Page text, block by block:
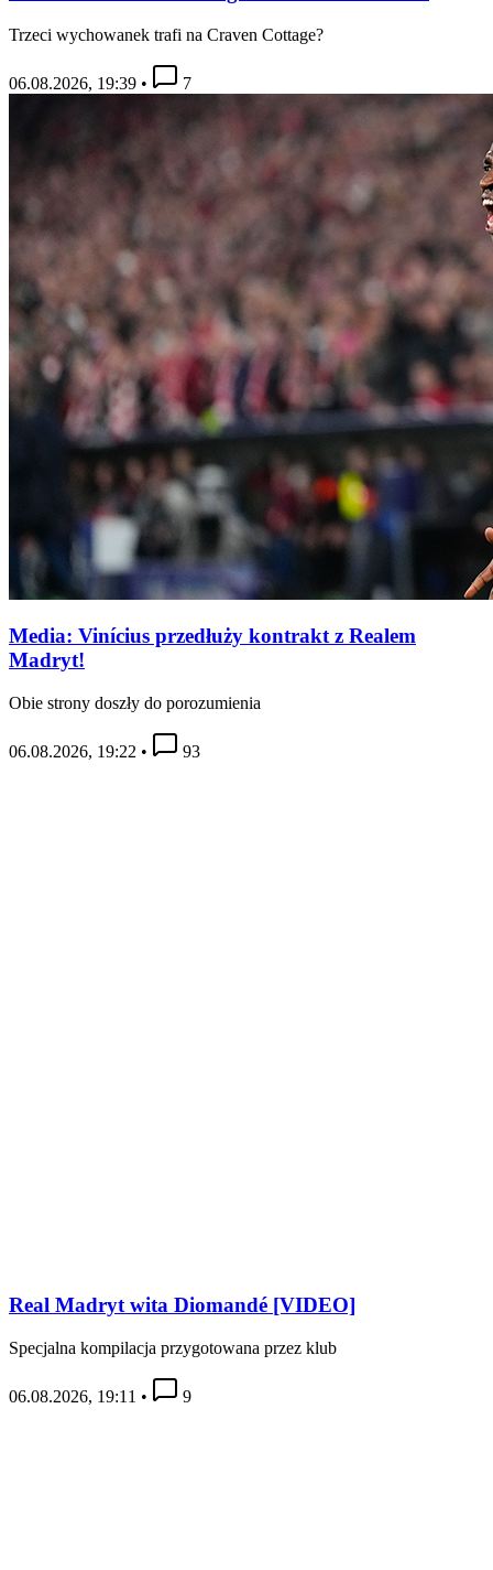
Trzeci wychowanek trafi na Craven Cottage?
06.08.2026, 19:39 • 7
Media: Vinícius przedłuży kontrakt z Realem
Madryt!
Obie strony doszły do porozumienia
06.08.2026, 19:22 • 93
Real Madryt wita Diomandé [VIDEO]
Specjalna kompilacja przygotowana przez klub
06.08.2026, 19:11 • 9